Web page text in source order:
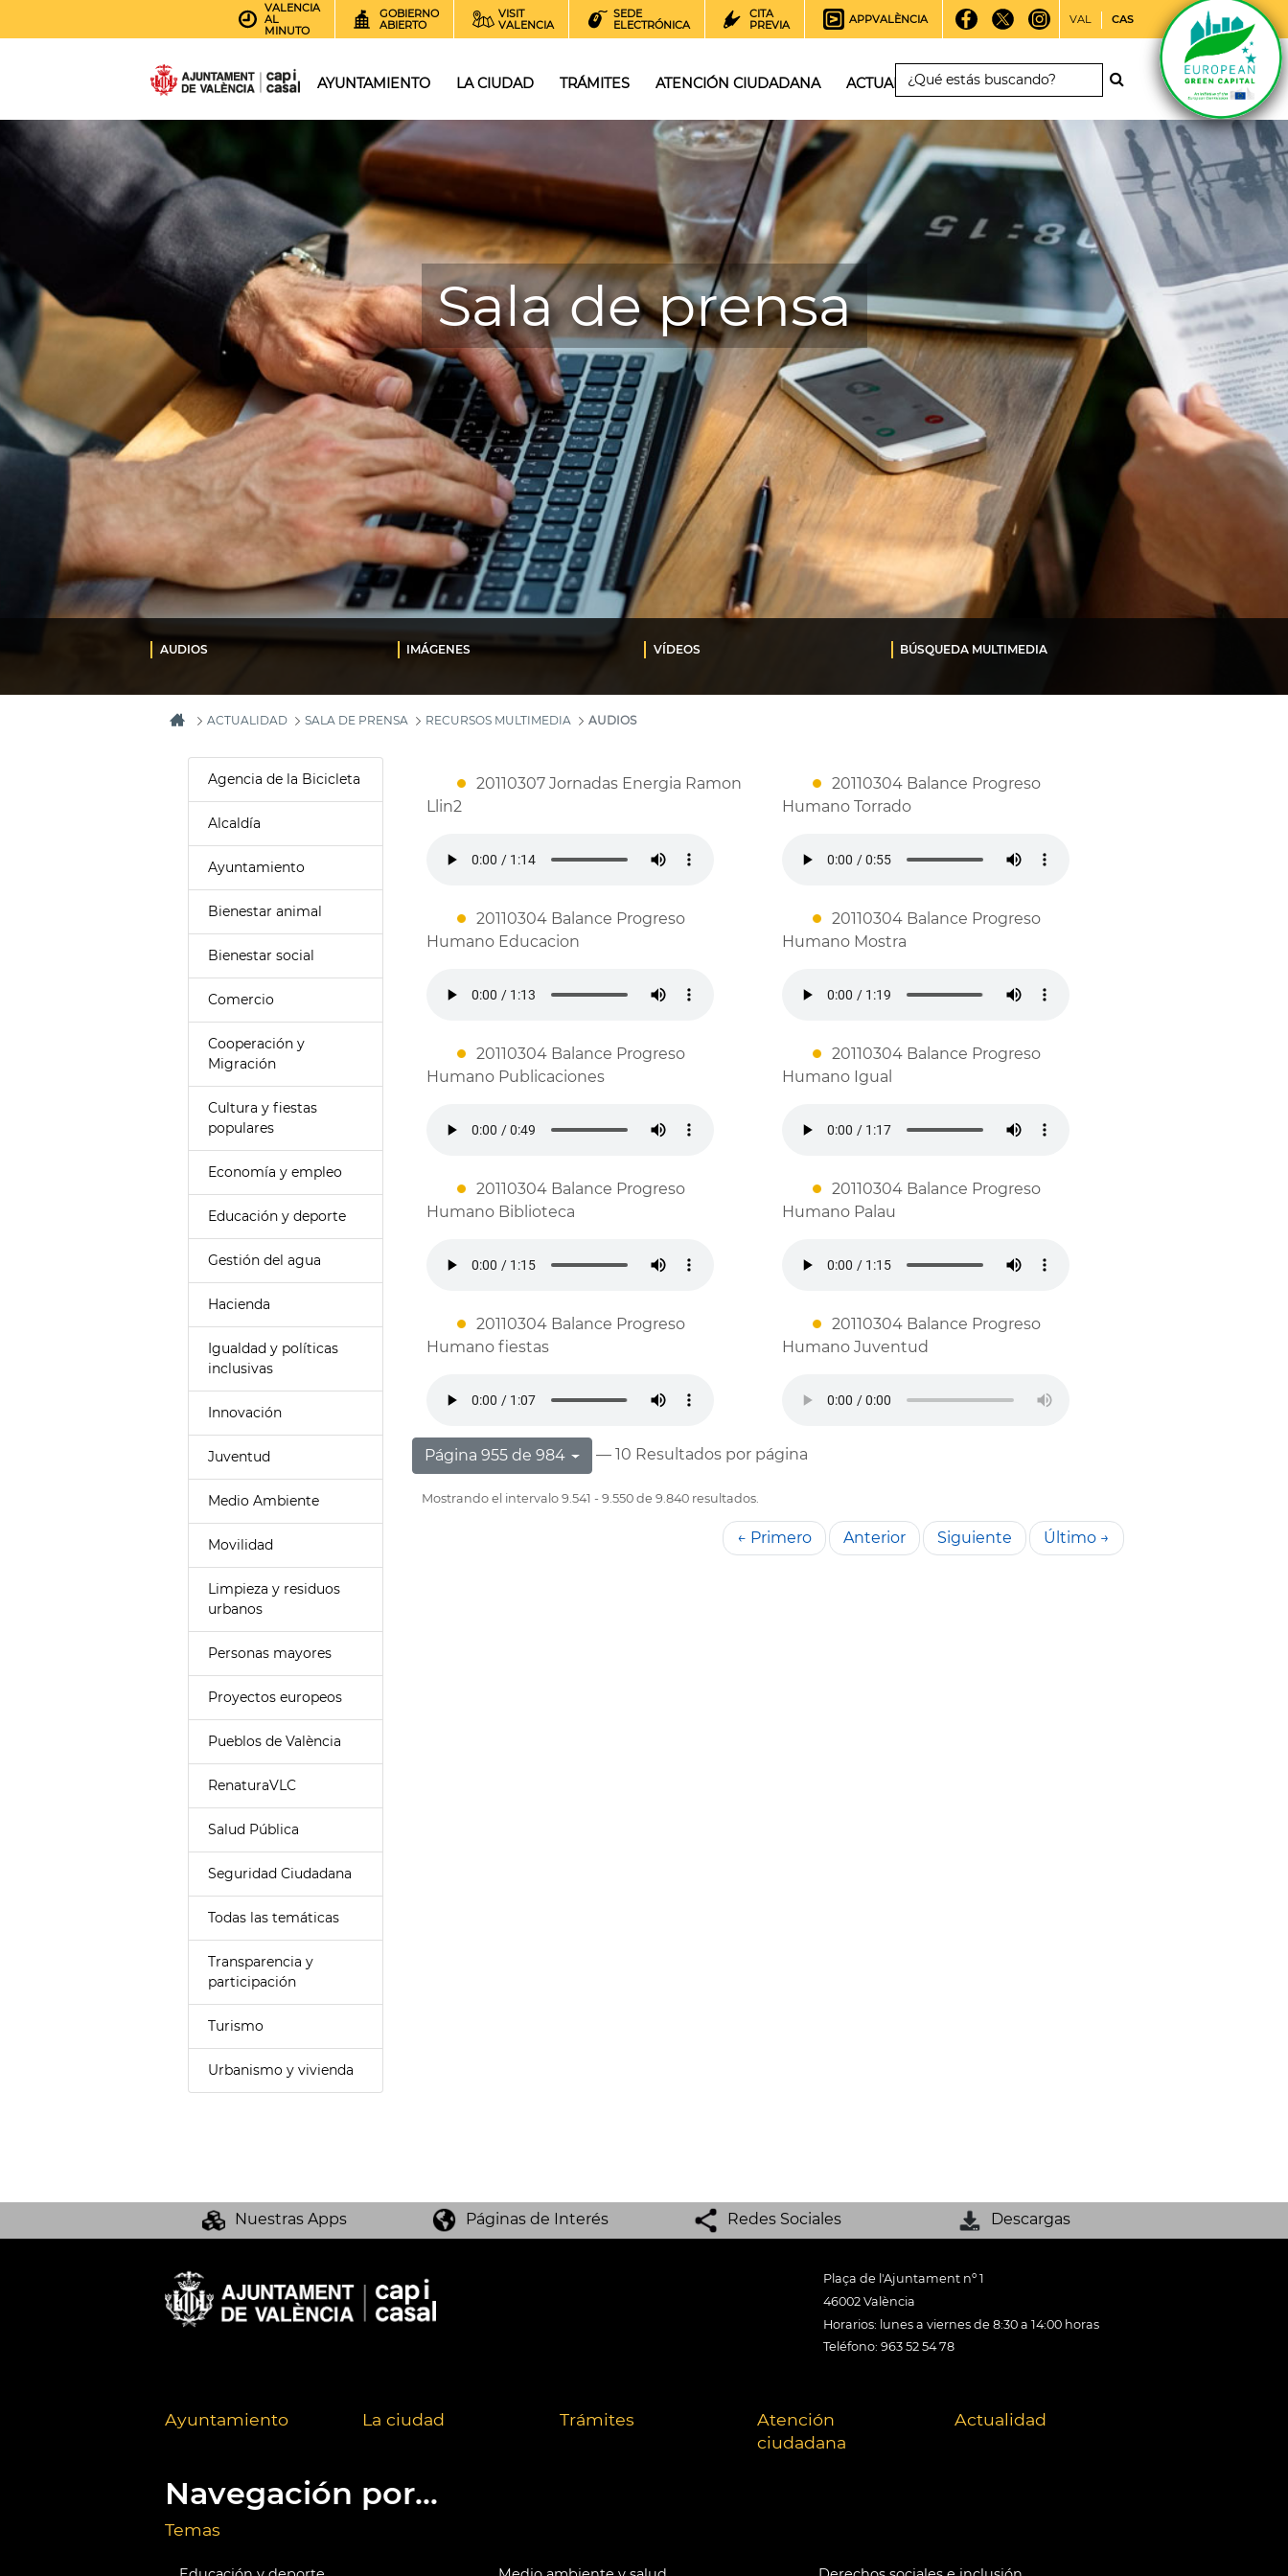
VALENCIA
AL
MINUTO
GOBIERNO
ABIERTO
VISIT
VALENCIA
SEDE
ELECTRÓNICA
CITA
PREVIA
APPVALÈNCIA VAL CAS
AYUNTAMIENTO LA CIUDAD TRÁMITES ATENCIÓN CIUDADANA ACTUALIDAD
Sala de prensa
AUDIOS IMÁGENES VÍDEOS BÚSQUEDA MULTIMEDIA
ACTUALIDAD SALA DE PRENSA RECURSOS MULTIMEDIA AUDIOS
Agencia de la Bicicleta
Alcaldía
Ayuntamiento
Bienestar animal
Bienestar social
Comercio
Cooperación y
Migración
Cultura y fiestas
populares
Economía y empleo
Educación y deporte
Gestión del agua
Hacienda
Igualdad y políticas
inclusivas
Innovación
Juventud
Medio Ambiente
Movilidad
Limpieza y residuos
urbanos
Personas mayores
Proyectos europeos
Pueblos de València
RenaturaVLC
Salud Pública
Seguridad Ciudadana
Todas las temáticas
Transparencia y
participación
Turismo
Urbanismo y vivienda
20110307 Jornadas Energia Ramon
Llin2
20110304 Balance Progreso
Humano Torrado
20110304 Balance Progreso
Humano Educacion
20110304 Balance Progreso
Humano Mostra
20110304 Balance Progreso
Humano Publicaciones
20110304 Balance Progreso
Humano Igual
20110304 Balance Progreso
Humano Biblioteca
20110304 Balance Progreso
Humano Palau
20110304 Balance Progreso
Humano fiestas
20110304 Balance Progreso
Humano Juventud
Página 955 de 984 — 10 Resultados por página
Mostrando el intervalo 9.541 - 9.550 de 9.840 resultados.
← Primero Anterior Siguiente Último →
Nuestras Apps Páginas de Interés Redes Sociales Descargas
Plaça de l'Ajuntament nº 1
46002 València
Horarios: lunes a viernes de 8:30 a 14:00 horas
Teléfono: 963 52 54 78
Ayuntamiento La ciudad Trámites
Atención
ciudadana
Actualidad
Navegación por...
Temas